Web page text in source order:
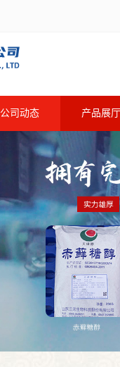
公司动态 产品展厅